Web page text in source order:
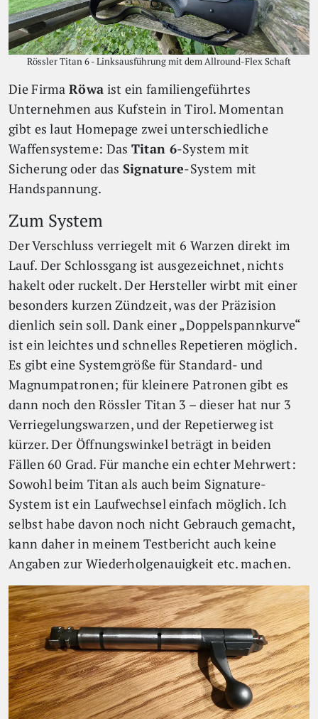
Rössler Titan 6 - Linksausführung mit dem Allround-Flex Schaft
Die Firma Röwa ist ein familiengeführtes
Unternehmen aus Kufstein in Tirol. Momentan
gibt es laut Homepage zwei unterschiedliche
Waffensysteme: Das Titan 6-System mit
Sicherung oder das Signature-System mit
Handspannung.
Zum System
Der Verschluss verriegelt mit 6 Warzen direkt im
Lauf. Der Schlossgang ist ausgezeichnet, nichts
hakelt oder ruckelt. Der Hersteller wirbt mit einer
besonders kurzen Zündzeit, was der Präzision
dienlich sein soll. Dank einer „Doppelspannkurve“
ist ein leichtes und schnelles Repetieren möglich.
Es gibt eine Systemgröße für Standard- und
Magnumpatronen; für kleinere Patronen gibt es
dann noch den Rössler Titan 3 – dieser hat nur 3
Verriegelungswarzen, und der Repetierweg ist
kürzer. Der Öffnungswinkel beträgt in beiden
Fällen 60 Grad. Für manche ein echter Mehrwert:
Sowohl beim Titan als auch beim Signature-
System ist ein Laufwechsel einfach möglich. Ich
selbst habe davon noch nicht Gebrauch gemacht,
kann daher in meinem Testbericht auch keine
Angaben zur Wiederholgenauigkeit etc. machen.